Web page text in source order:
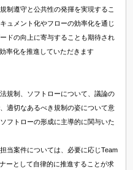
制遵守と公共性の発揮を実現するこ
ュメント化やフローの効率化を通じ
ドの向上に寄与することも期待され
率化を推進していただきます
規制、ソフトローについて、議論の
適切なあるべき規制の姿について意
フトローの形成に主導的に関与いた
当案件については、必要に応じTeam
ーとして自律的に推進することが求